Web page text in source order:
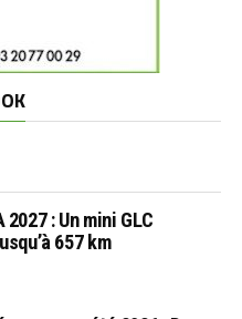
: Un mini GLC
657 km